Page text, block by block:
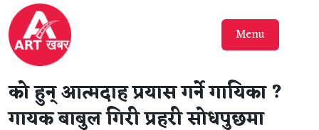
Menu
को हुन् आत्मदाह प्रयास गर्ने गायिका ?
गायक बाबुल गिरी प्रहरी सोधपुछमा